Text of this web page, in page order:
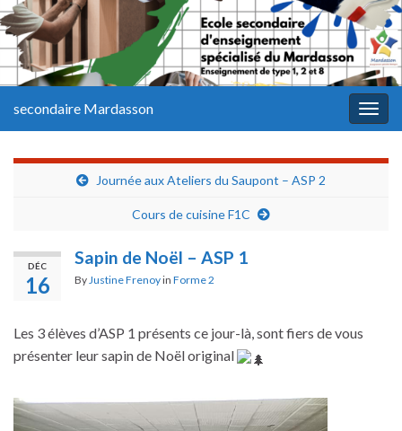
secondaire Mardasson
Journée aux Ateliers du Saupont – ASP 2
Cours de cuisine F1C
DÉC
16
Sapin de Noël – ASP 1
By Justine Frenoyin Forme 2
Les 3 élèves d’ASP 1 présents ce jour-là, sont fiers de vous
présenter leur sapin de Noël original